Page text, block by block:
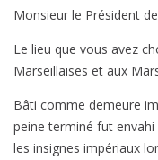
Monsieur le Président
Le lieu que vous avez
Marseillaises et aux
Bâti comme demeure
peine terminé fut
les insignes impériaux